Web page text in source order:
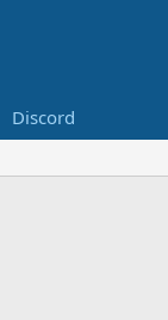
Discord